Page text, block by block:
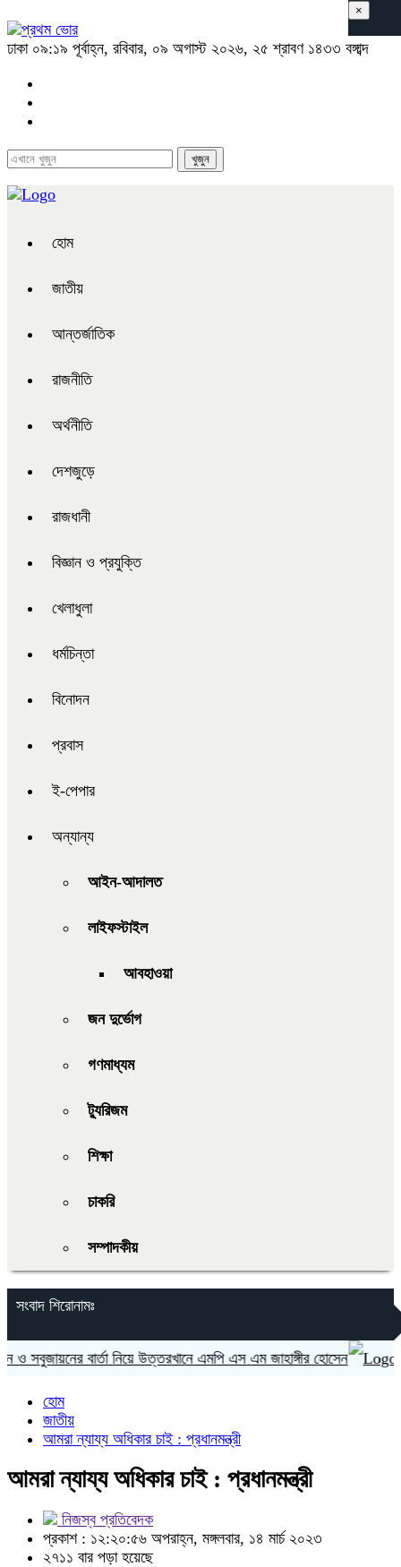
ঢাকা ০৯:১৯ পূর্বাহ্ন, রবিবার, ০৯ অগাস্ট ২০২৬, ২৫ শ্রাবণ ১৪৩৩ বঙ্গাব্দ
হোম
জাতীয়
আন্তর্জাতিক
রাজনীতি
অর্থনীতি
দেশজুড়ে
রাজধানী
বিজ্ঞান ও প্রযুক্তি
খেলাধুলা
ধর্মচিন্তা
বিনোদন
প্রবাস
ই-পেপার
অন্যান্য
আইন-আদালত
লাইফস্টাইল
আবহাওয়া
জন দুর্ভোগ
গণমাধ্যম
ট্যুরিজম
শিক্ষা
চাকরি
সম্পাদকীয়
সংবাদ শিরোনামঃ
বার্তা নিয়ে উত্তরখানে এমপি এস এম জাহাঙ্গীর হোসেন
×
হোম
জাতীয়
আমরা ন্যায্য অধিকার চাই : প্রধানমন্ত্রী
আমরা ন্যায্য অধিকার চাই : প্রধানমন্ত্রী
নিজস্ব প্রতিবেদক
প্রকাশ : ১২:২০:৫৬ অপরাহ্ন, মঙ্গলবার, ১৪ মার্চ ২০২৩
২৭১১ বার পড়া হয়েছে